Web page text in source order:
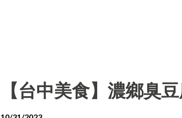
【台中美食】濃鄉臭